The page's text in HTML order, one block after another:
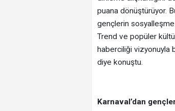
puana dönüştürüyor.
gençlerin
Trend ve popüler
haberciliği vizyonuyla
diye konuştu.
Karnaval’dan